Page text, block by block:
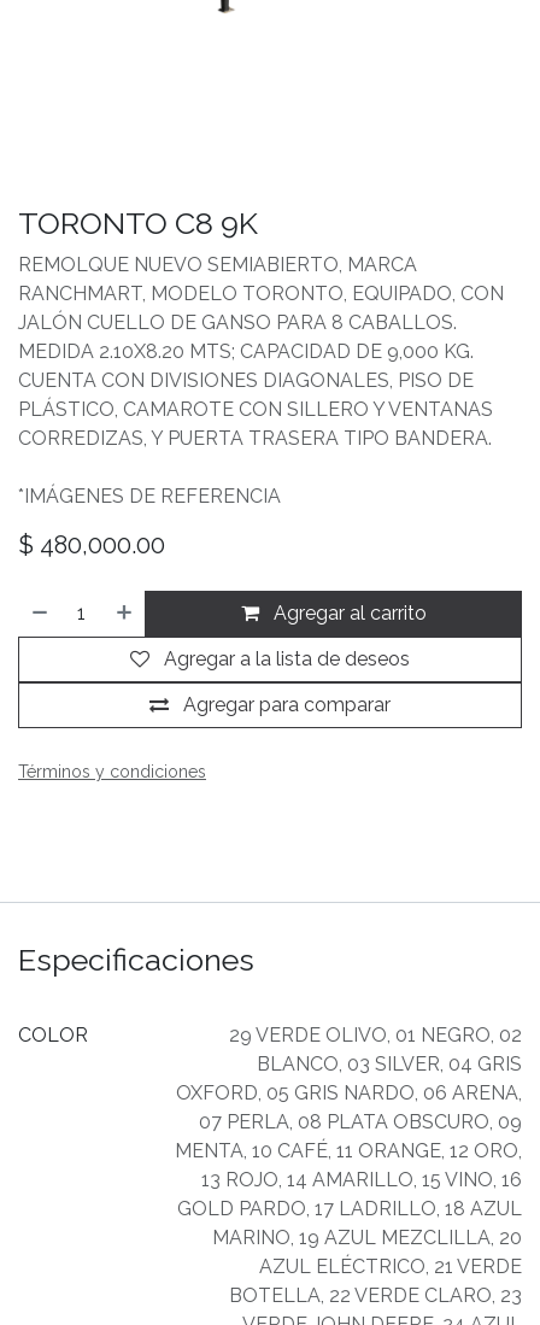
TORONTO C8 9K
REMOLQUE NUEVO SEMIABIERTO, MARCA
RANCHMART, MODELO TORONTO, EQUIPADO, CON
JALÓN CUELLO DE GANSO PARA 8 CABALLOS.
MEDIDA 2.10X8.20 MTS; CAPACIDAD DE 9,000 KG.
CUENTA CON DIVISIONES DIAGONALES, PISO DE
PLÁSTICO, CAMAROTE CON SILLERO Y VENTANAS
CORREDIZAS, Y PUERTA TRASERA TIPO BANDERA.
*IMÁGENES DE REFERENCIA
$ 480,000.00
Agregar al carrito
Agregar para comparar
Agregar a la lista de deseos
Términos y condiciones
Especificaciones
COLOR 29 VERDE OLIVO, 01 NEGRO, 02
BLANCO, 03 SILVER, 04 GRIS
OXFORD, 05 GRIS NARDO, 06 ARENA,
07 PERLA, 08 PLATA OBSCURO, 09
MENTA, 10 CAFÉ, 11 ORANGE, 12 ORO,
13 ROJO, 14 AMARILLO, 15 VINO, 16
GOLD PARDO, 17 LADRILLO, 18 AZUL
MARINO, 19 AZUL MEZCLILLA, 20
AZUL ELÉCTRICO, 21 VERDE
BOTELLA, 22 VERDE CLARO, 23